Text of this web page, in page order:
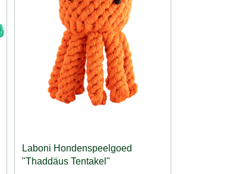
Laboni Hondenspeelgoed
"Thaddäus Tentakel"